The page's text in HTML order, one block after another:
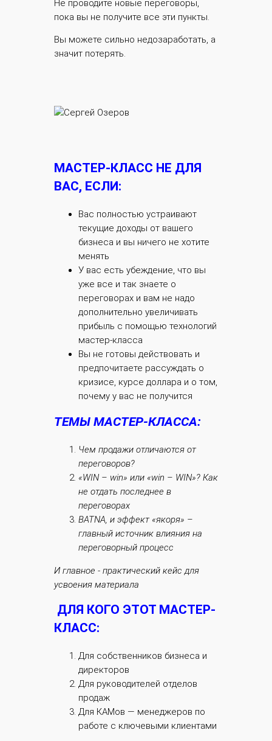
Не проводите новые переговоры,
пока вы не получите все эти пункты.
Вы можете сильно недозаработать, а
значит потерять.
МАСТЕР-КЛАСС НЕ ДЛЯ
ВАС, ЕСЛИ:
Вас полностью устраивают
текущие доходы от вашего
бизнеса и вы ничего не хотите
менять
У вас есть убеждение, что вы
уже все и так знаете о
переговорах и вам не надо
дополнительно увеличивать
прибыль с помощью технологий
мастер-класса
Вы не готовы действовать и
предпочитаете рассуждать о
кризисе, курсе доллара и о том,
почему у вас не получится
ТЕМЫ МАСТЕР-КЛАССА:
Чем продажи отличаются от
переговоров?
«WIN – win» или «win – WIN»? Как
не отдать последнее в
переговорах
BATNA, и эффект «якоря» –
главный источник влияния на
переговорный процесс
​И главное - практический кейс для
усвоения материала
ДЛЯ КОГО ЭТОТ МАСТЕР-
КЛАСС:
Для собственников бизнеса и
директоров
Для руководителей отделов
продаж
Для КАМов — менеджеров по
работе с ключевыми клиентами